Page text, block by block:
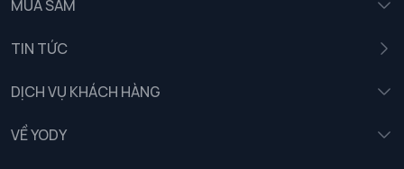
MUA SẮM
TIN TỨC
DỊCH VỤ KHÁCH HÀNG
Chính sách khách hàng thân thiết
VỀ YODY